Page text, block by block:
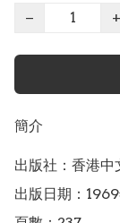
−
+
簡介
出版社：香港中
出版日期：